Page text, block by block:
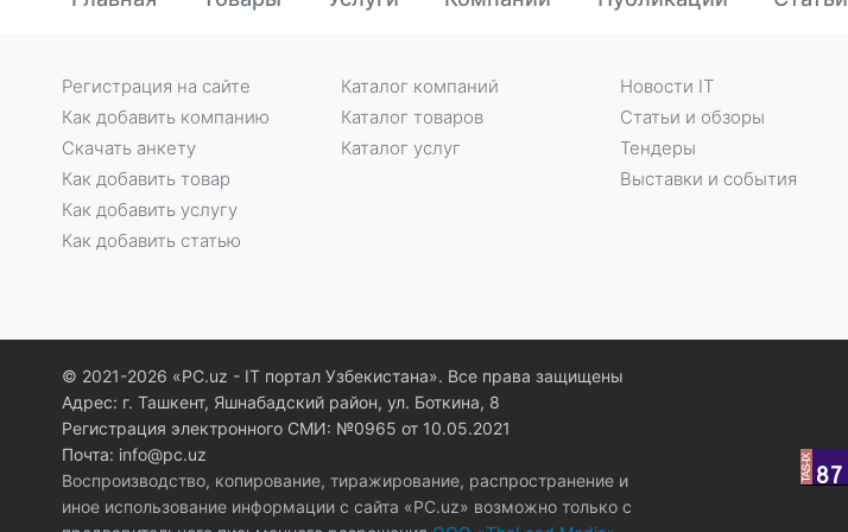
Регистрация на сайте
Как добавить компанию
Скачать анкету
Как добавить товар
Как добавить услугу
Как добавить статью
Каталог компаний
Каталог товаров
Каталог услуг
Новости IT
Статьи и обзоры
Тендеры
Выставки и события
© 2021-2026 «PC.uz - IT портал Узбекистана». Все права защищены
Адрес: г. Ташкент, Яшнабадский район, ул. Боткина, 8
Регистрация электронного СМИ: №0965 от 10.05.2021
Почта: info@pc.uz
Воспроизводство, копирование, тиражирование, распространение и
иное использование информации с сайта «PC.uz» возможно только с